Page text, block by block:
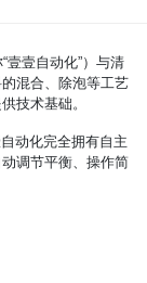
壹壹自动化”）与清
混合、除泡等工艺
技术基础。
动化完全拥有自主
调节平衡、操作简